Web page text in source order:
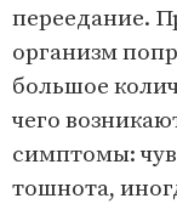
переедание.
организм
большое
чего
симптомы:
тошнота,